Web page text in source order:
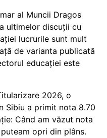
al Muncii Dragos
ultimelor discuții cu
lucrurile sunt mult
de varianta publicată
educației este
2026, o
Sibiu a primit nota 8.70
Când am văzut nota
opri din plâns.